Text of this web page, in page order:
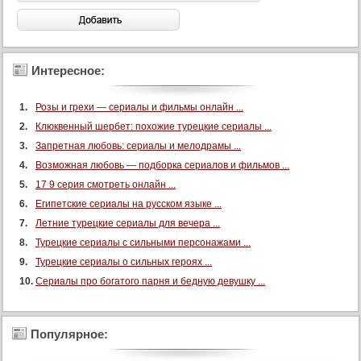
46 серия
47 серия
49 серия
52 серия
53 серия
54 серия
55 серия
58 серия
59 серия
Интересное:
Розы и грехи — сериалы и фильмы онлайн ...
Клюквенный шербет: похожие турецкие сериалы ...
Запретная любовь: сериалы и мелодрамы ...
Возможная любовь — подборка сериалов и фильмов ...
17 9 серия смотреть онлайн ...
Египетские сериалы на русском языке ...
Летние турецкие сериалы для вечера ...
Турецкие сериалы с сильными персонажами ...
Турецкие сериалы о сильных героях ...
Сериалы про богатого парня и бедную девушку ...
Популярное: